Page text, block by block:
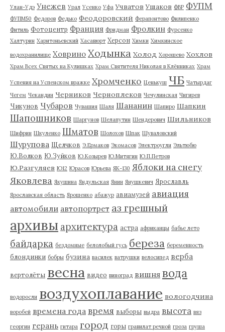
Улан-Удэ Унежев Урал Усенко Уфа Учватов Ушаков ФВР ФУПМ
ФУПМ50 Федоров Федько Феодоровский Ферапонтово Филипенко
Фитиль Фотоцентр Франция Фридман Фролкин Фурсенко
Халтурин Харитоньевский Хасавюрт Херсон Химки Химкинское
водохранилище Ховрино Ходынка Холод Хорошево Хохлов
Храм Всех Святых на Кулишках Храм Святителя Николая в Клённиках Храм
Успения на Успенском вражке Хромченко Ценькуш ЧБ Чатырдаг
Чегем Чекандин Черников Черноплеков Чечулинская Чигирев
Чикунов Чубаров Чувашия Шаля Шананин Шапиро Шапкин
Шапошников Шаргунов Шелапутин Шендерович Шильников
Шифрин Шкуленко Шматов Шолохов Шпак Шуваловский
Шурупова Щелчков Э.Ермаков Экомасов Электроугли Эльтюбю
Ю.Волков Ю.Зуйков Ю.Козырев Ю.Митягин Ю.П.Петров
Ю.Разгуляев Ю12 Юрасов Юрьева ЯК-130 Яблоки на снегу
Яковлева Якушина Яндульская Янин Янушкевич Ярославль
Ярославская область Ярошенко абажур авиамузей авиация
автомобили автопортрет аз грешный
архивы архитектура астра африканцы бабье лето
байдарка бездомные белолобый гусь береза беременность
блондинки бобры бузина василек ватрушки велосипед верба
вертолёты весна видео виноград вишня вода
водоросли воздухоплавание вологодчина
воробей времена года время выборы выдра высота вяз
георгин герань гитара город горы гравилат речной гроза груша